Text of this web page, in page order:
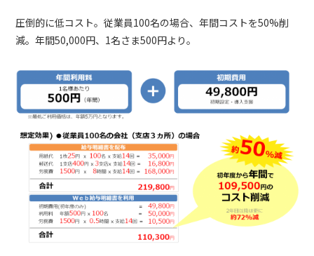
圧倒的に低コスト。従業員100名の場合、年間コストを50%削
減。年間50,000円、1名さま500円より。